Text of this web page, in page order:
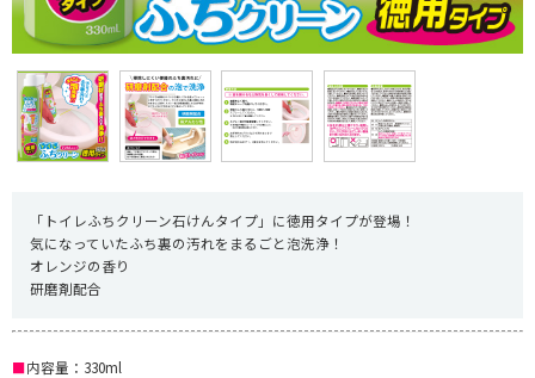
「トイレふちクリーン石けんタイプ」に徳用タイプが登場！
気になっていたふち裏の汚れをまるごと泡洗浄！
オレンジの香り
研磨剤配合
■内容量：330ml